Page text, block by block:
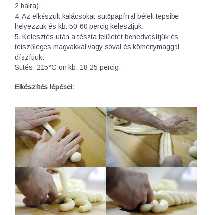
2 balra).
4. Az elkészült kalácsokat sütőpapírral bélelt tepsibe
helyezzük és kb. 50-60 percig kelesztjük.
5. Kelesztés után a tészta felületét benedvesítjük és
tetszőleges magvakkal vagy sóval és köménymaggal
díszítjük.
Sütés: 215°C-on kb. 18-25 percig.
Elkészítés lépései: